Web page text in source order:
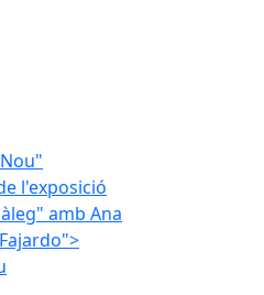
"Entreforats" i
l'exposició
amb Ana